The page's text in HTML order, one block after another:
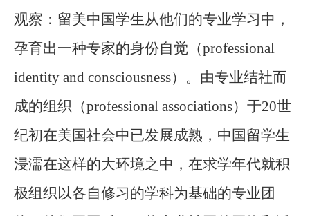
观察：留美中国学生从他们的专业学习中，
孕育出一种专家的身份自觉（professional
identity and consciousness）。由专业结社而
成的组织（professional associations）于20世
纪初在美国社会中已发展成熟，中国留学生
浸濡在这样的大环境之中，在求学年代就积
极组织以各自修习的学科为基础的专业团